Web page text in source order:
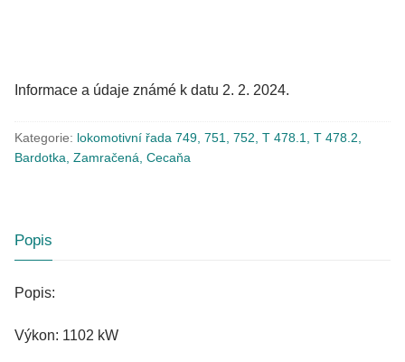
Informace a údaje známé k datu 2. 2. 2024.
Kategorie: lokomotivní řada 749, 751, 752, T 478.1, T 478.2,
Bardotka, Zamračená, Cecaňa
Popis
Popis:
Výkon: 1102 kW